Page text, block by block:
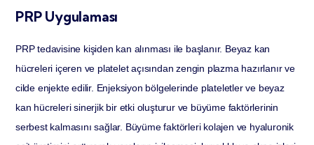
PRP Uygulaması
PRP tedavisine kişiden kan alınması ile başlanır. Beyaz kan
hücreleri içeren ve platelet açısından zengin plazma hazırlanır ve
cilde enjekte edilir. Enjeksiyon bölgelerinde plateletler ve beyaz
kan hücreleri sinerjik bir etki oluşturur ve büyüme faktörlerinin
serbest kalmasını sağlar. Büyüme faktörleri kolajen ve hyaluronik